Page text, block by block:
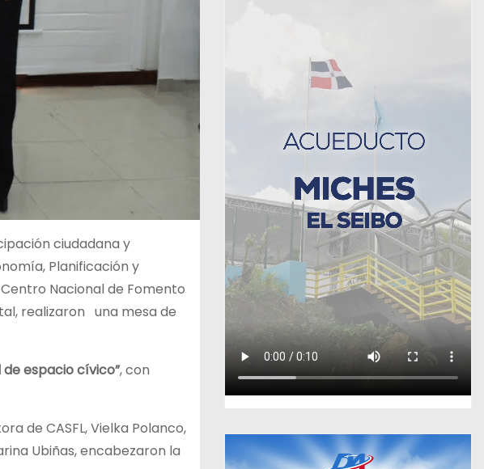
ciudadana y
Planificación y
Nacional de Fomento
realizaron una mesa de
espacio cívico”, con
de CASFL, Vielka Polanco,
Ubiñas, encabezaron la